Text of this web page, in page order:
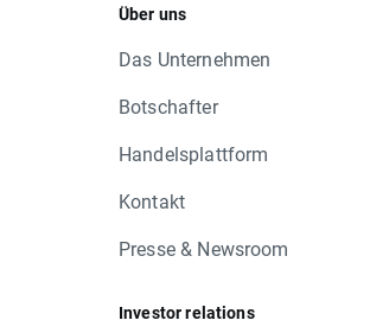
Über uns
Das Unternehmen
Botschafter
Handelsplattform
Kontakt
Presse & Newsroom
Investor relations